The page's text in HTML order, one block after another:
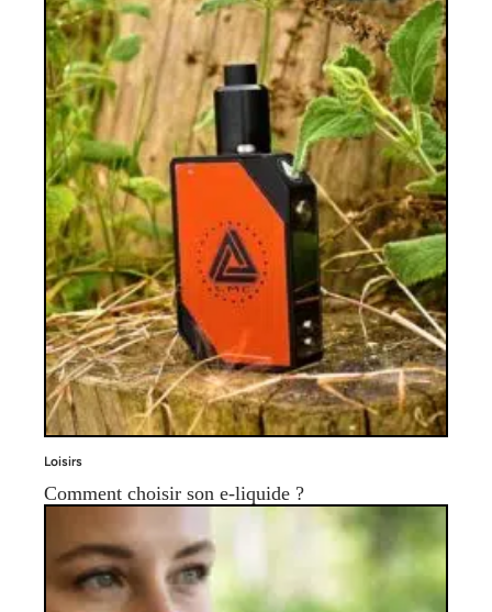
Loisirs
Comment choisir son e-liquide ?